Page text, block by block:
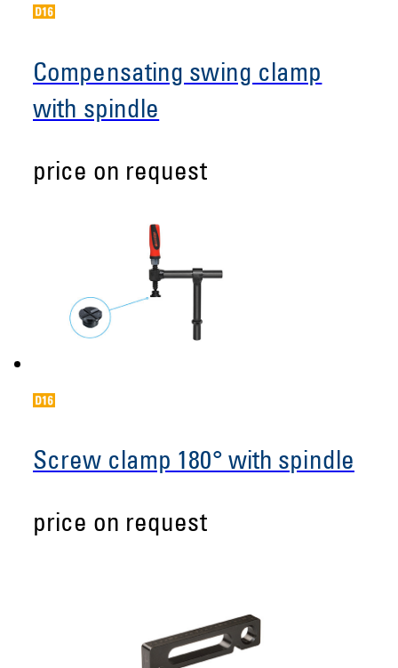
Compensating swing clamp
with spindle
price on request
Screw clamp 180° with spindle
price on request